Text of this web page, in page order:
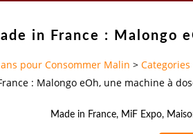
in France : Malongo
pour Consommer Malin > Categories
: Malongo eOh, une machine à
Made in France, MiF Expo,